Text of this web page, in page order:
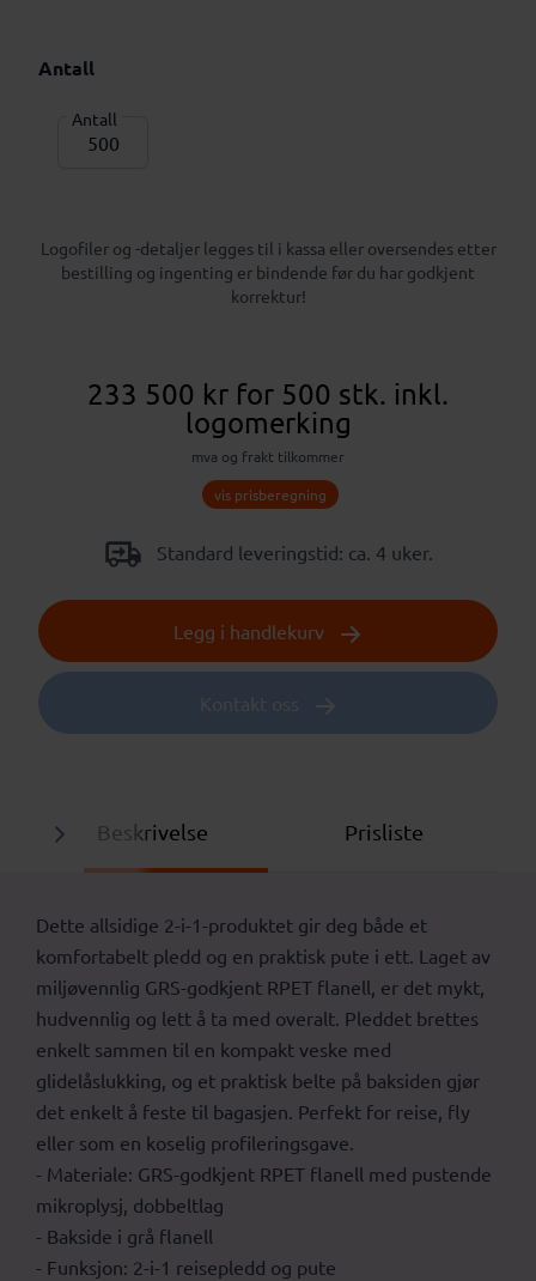
Antall
Antall
Logofiler og -detaljer legges til i kassa eller oversendes etter
bestilling og ingenting er bindende før du har godkjent
korrektur!
233 500 kr for 500 stk. inkl.
logomerking
mva og frakt tilkommer
vis prisberegning
Standard leveringstid: ca. 4 uker.
Legg i handlekurv
Kontakt oss
Beskrivelse Prisliste
Dette allsidige 2-i-1-produktet gir deg både et
komfortabelt pledd og en praktisk pute i ett. Laget av
miljøvennlig GRS-godkjent RPET flanell, er det mykt,
hudvennlig og lett å ta med overalt. Pleddet brettes
enkelt sammen til en kompakt veske med
glidelåslukking, og et praktisk belte på baksiden gjør
det enkelt å feste til bagasjen. Perfekt for reise, fly
eller som en koselig profileringsgave.
- Materiale: GRS-godkjent RPET flanell med pustende
mikroplysj, dobbeltlag
- Bakside i grå flanell
- Funksjon: 2-i-1 reisepledd og pute